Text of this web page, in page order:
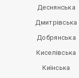
Деснянська
Дмитрівська
Добрянська
Киселівська
Киїнська